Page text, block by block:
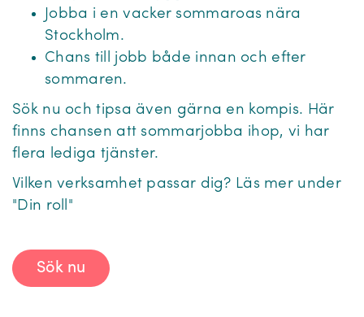
Jobba i en vacker sommaroas nära
Stockholm.
Chans till jobb både innan och efter
sommaren.
Sök nu och tipsa även gärna en kompis. Här
finns chansen att sommarjobba ihop, vi har
flera lediga tjänster.
Vilken verksamhet passar dig? Läs mer under
"Din roll"
Sök nu